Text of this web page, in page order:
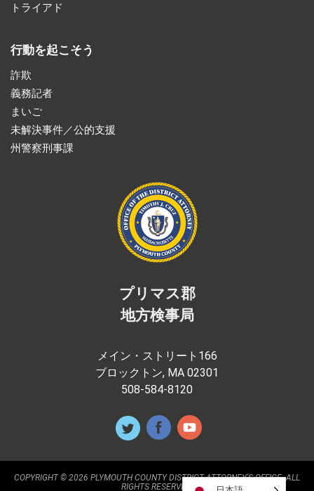
トライアド
行動を起こそう
詐欺
義務記者
まいご
未解決事件／公的支援
州警察刑事課
プリマス郡
地方検事局
メイン・ストリート166
ブロックトン, MA 02301
508-584-8120
COPYRIGHT © 2026 PLYMOUTH COUNTY DISTRICT ATTORNEY'S OFFICE. ALL
RIGHTS RESERVED.